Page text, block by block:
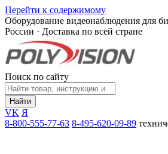
Перейти к содержимому
Оборудование видеонаблюдения для
России · Доставка по всей стране
Поиск по сайту
Найти
VK Я
8-800-555-77-63 8-495-620-09-89